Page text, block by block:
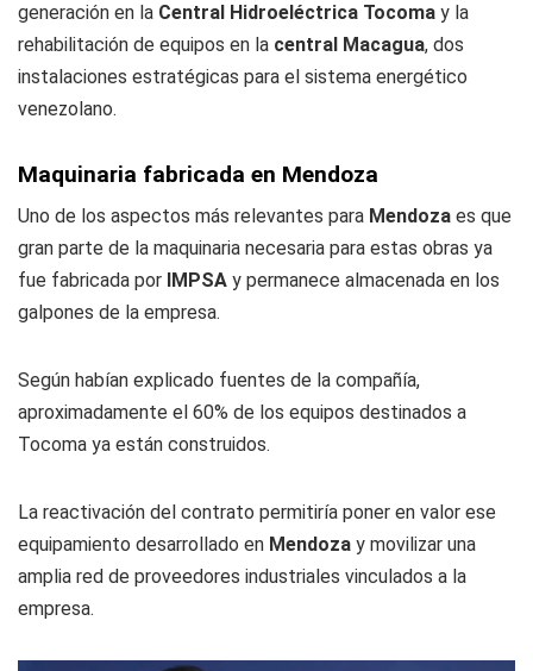
generación en la Central Hidroeléctrica Tocoma y la
rehabilitación de equipos en la central Macagua, dos
instalaciones estratégicas para el sistema energético
venezolano.
Maquinaria fabricada en Mendoza
Uno de los aspectos más relevantes para Mendoza es que
gran parte de la maquinaria necesaria para estas obras ya
fue fabricada por IMPSA y permanece almacenada en los
galpones de la empresa.
Según habían explicado fuentes de la compañía,
aproximadamente el 60% de los equipos destinados a
Tocoma ya están construidos.
La reactivación del contrato permitiría poner en valor ese
equipamiento desarrollado en Mendoza y movilizar una
amplia red de proveedores industriales vinculados a la
empresa.